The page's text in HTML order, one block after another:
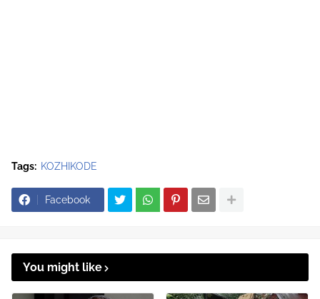
Tags: KOZHIKODE
Facebook
You might like